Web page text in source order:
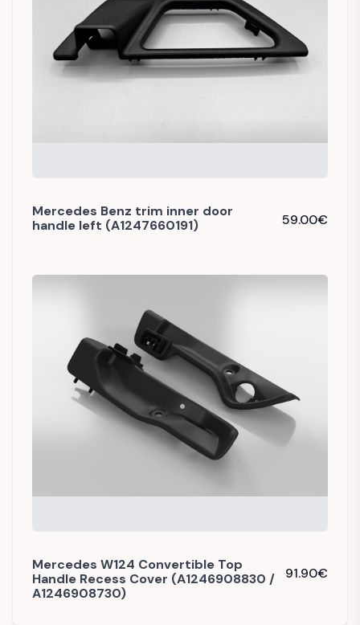
Mercedes Benz trim inner door
handle left (A1247660191)
59.00€
Mercedes W124 Convertible Top
Handle Recess Cover (A1246908830 /
A1246908730)
91.90€